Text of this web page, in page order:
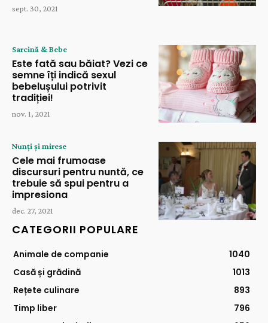
sept. 30, 2021
Sarcină & Bebe
Este fată sau băiat? Vezi ce
semne îți indică sexul
bebelușului potrivit
tradiției!
nov. 1, 2021
Nunți și mirese
Cele mai frumoase
discursuri pentru nuntă, ce
trebuie să spui pentru a
impresiona
dec. 27, 2021
CATEGORII POPULARE
Animale de companie
1040
Casă și grădină
1013
Rețete culinare
893
Timp liber
796